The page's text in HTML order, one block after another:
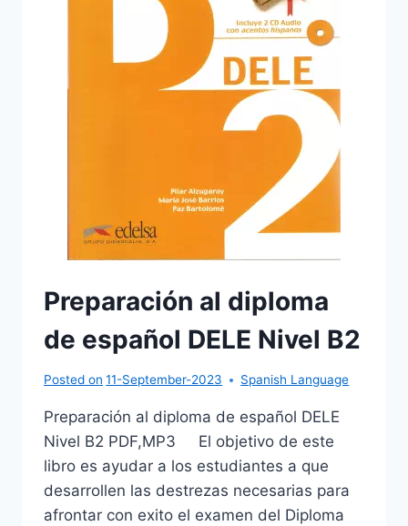
Preparación al diploma
de español DELE Nivel B2
Posted on 11-September-2023 Spanish Language
Preparación al diploma de español DELE
Nivel B2 PDF,MP3 El objetivo de este
libro es ayudar a los estudiantes a que
desarrollen las destrezas necesarias para
afrontar con exito el examen del Diploma